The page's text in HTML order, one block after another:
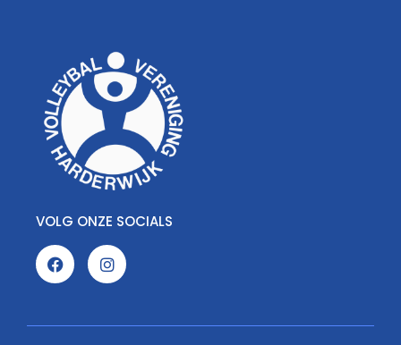
VOLG ONZE SOCIALS